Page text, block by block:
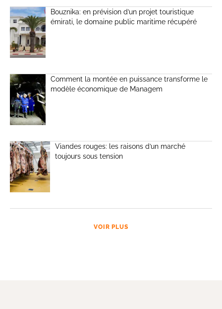
Bouznika: en prévision d’un projet touristique
émirati, le domaine public maritime récupéré
Comment la montée en puissance transforme le
modèle économique de Managem
Viandes rouges: les raisons d’un marché
toujours sous tension
VOIR PLUS